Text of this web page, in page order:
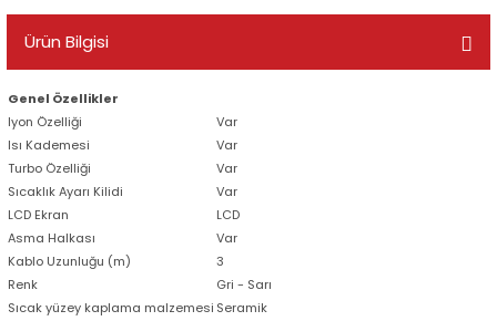
Ürün Bilgisi
Genel Özellikler
Iyon Özelliği
Var
Isı Kademesi
Var
Turbo Özelliği
Var
Sıcaklık Ayarı Kilidi
Var
LCD Ekran
LCD
Asma Halkası
Var
Kablo Uzunluğu (m)
3
Renk
Gri - Sarı
Sıcak yüzey kaplama malzemesi Seramik